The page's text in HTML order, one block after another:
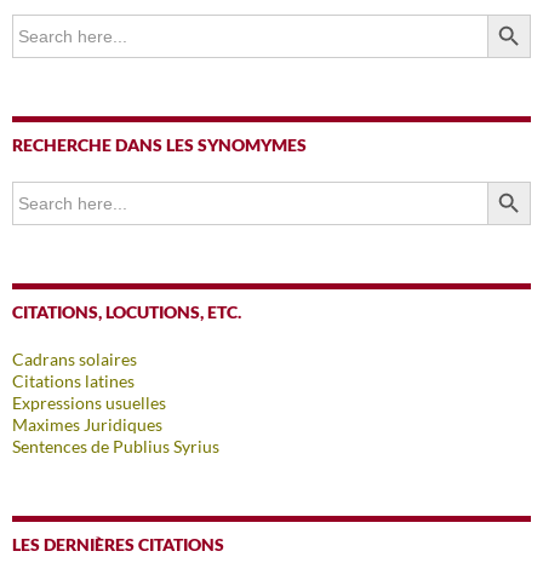
Search
for:
SEARCH
RECHERCHE DANS LES SYNOMYMES
Search
for:
SEARCH
CITATIONS, LOCUTIONS, ETC.
Cadrans solaires
Citations latines
Expressions usuelles
Maximes Juridiques
Sentences de Publius Syrius
LES DERNIÈRES CITATIONS